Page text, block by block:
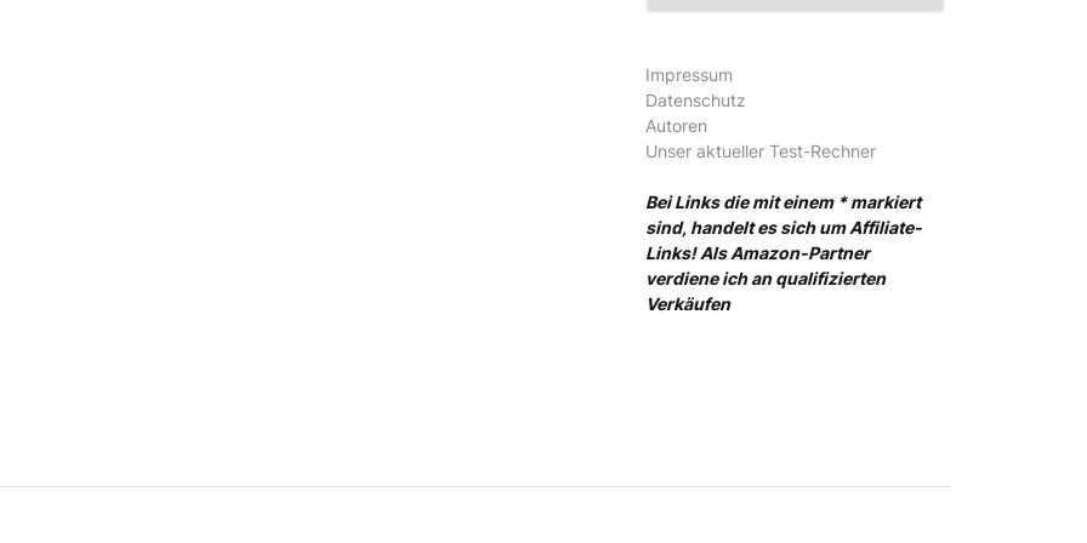
Impressum
Datenschutz
Autoren
Unser aktueller Test-Rechner
Bei Links die mit einem * markiert
sind, handelt es sich um Affiliate-
Links! Als Amazon-Partner
verdiene ich an qualifizierten
Verkäufen